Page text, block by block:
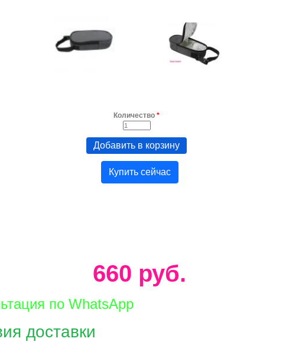
Количество *
Купить сейчас
660 руб.
по WhatsApp
доставки